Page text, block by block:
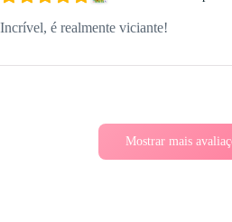
Incrível, é realmente viciante!
Mostrar mais